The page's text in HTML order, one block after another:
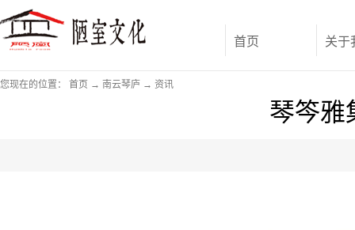
首页 关于
您现在的位置： 首页 → 南云琴庐 → 资讯
琴笒雅